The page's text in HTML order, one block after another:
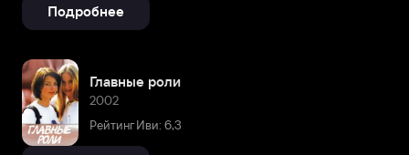
Подробнее
Главные роли
2002
Рейтинг Иви: 6,3